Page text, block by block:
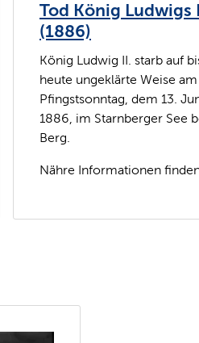
Tod König Ludwigs
(1886)
König Ludwig II. starb auf
heute ungeklärte Weise am
Pfingstsonntag, dem 13.
1886, im Starnberger See
Berg.
Nähre Informationen